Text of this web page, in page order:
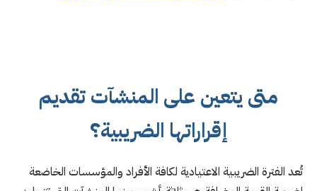
متى يتعين على المنشآت تقديم
إقراراتها الضريبية؟
تُعد الفترة الضريبية الاعتيادية لكافة الأفراد والمؤسسات الخاضعة